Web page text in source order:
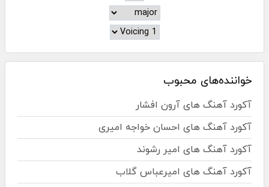
خواننده‌های محبوب
آکورد آهنگ های آرون افشار
آکورد آهنگ های احسان خواجه امیری
آکورد آهنگ های امیر رشوند
آکورد آهنگ های امیرعباس گلاب